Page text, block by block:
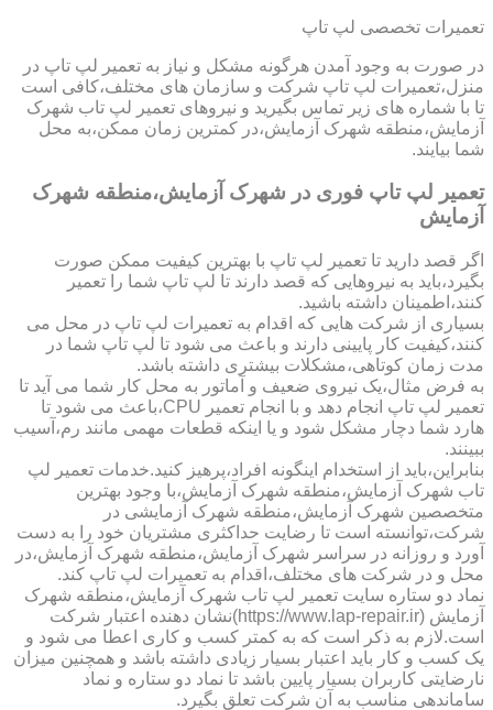
تعمیرات تخصصی لپ تاپ
در صورت به وجود آمدن هرگونه مشکل و نیاز به تعمیر لپ تاپ در
منزل،تعمیرات لپ تاپ شرکت و سازمان های مختلف،کافی است
تا با شماره های زیر تماس بگیرید و نیروهای تعمیر لپ تاب شهرک
آزمایش،منطقه شهرک آزمایش،در کمترین زمان ممکن،به محل
شما بیایند.
تعمیر لپ تاپ فوری در شهرک آزمایش،منطقه شهرک
آزمایش
اگر قصد دارید تا تعمیر لپ تاپ با بهترین کیفیت ممکن صورت
بگیرد،باید به نیروهایی که قصد دارند تا لپ تاپ شما را تعمیر
کنند،اطمینان داشته باشید.
بسیاری از شرکت هایی که اقدام به تعمیرات لپ تاپ در محل می
کنند،کیفیت کار پایینی دارند و باعث می شود تا لپ تاپ شما در
مدت زمان کوتاهی،مشکلات بیشتری داشته باشد.
به فرض مثال،یک نیروی ضعیف و آماتور به محل کار شما می آید تا
تعمیر لپ تاپ انجام دهد و با انجام تعمیر CPU،باعث می شود تا
هارد شما دچار مشکل شود و یا اینکه قطعات مهمی مانند رم،آسیب
ببینند.
بنابراین،باید از استخدام اینگونه افراد،پرهیز کنید.خدمات تعمیر لپ
تاب شهرک آزمایش،منطقه شهرک آزمایش،با وجود بهترین
متخصصین شهرک آزمایش،منطقه شهرک آزمایشی در
شرکت،توانسته است تا رضایت حداکثری مشتریان خود را به دست
آورد و روزانه در سراسر شهرک آزمایش،منطقه شهرک آزمایش،در
محل و در شرکت های مختلف،اقدام به تعمیرات لپ تاپ کند.
نماد دو ستاره سایت تعمیر لپ تاب شهرک آزمایش،منطقه شهرک
آزمایش (https://www.lap-repair.ir)نشان دهنده اعتبار شرکت
است.لازم به ذکر است که به کمتر کسب و کاری اعطا می شود و
یک کسب و کار باید اعتبار بسیار زیادی داشته باشد و همچنین میزان
نارضایتی کاربران بسیار پایین باشد تا نماد دو ستاره و نماد
ساماندهی مناسب به آن شرکت تعلق بگیرد.